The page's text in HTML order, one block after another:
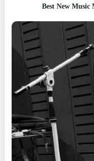
Best New Music